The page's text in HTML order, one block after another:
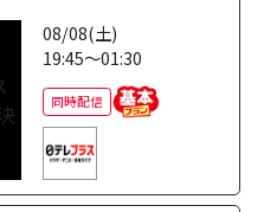
08/08(土)
19:45～01:30
同時配信